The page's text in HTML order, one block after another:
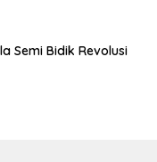
Semi Bidik Revolusi